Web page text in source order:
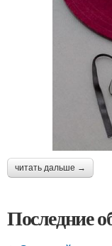
читать дальше →
Последние